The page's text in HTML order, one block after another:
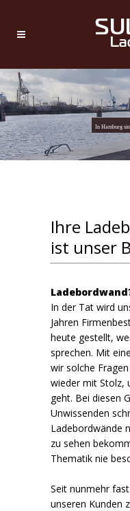
Ihre
ist unser
In der Tat wird
Jahren
heute gestellt,
sprechen. Mit
wir solche
wieder mit Stolz,
geht. Bei diesen
Unwissenden
Ladebordwände
zu sehen
Thematik nie
Seit nunmehr
unseren Kunden